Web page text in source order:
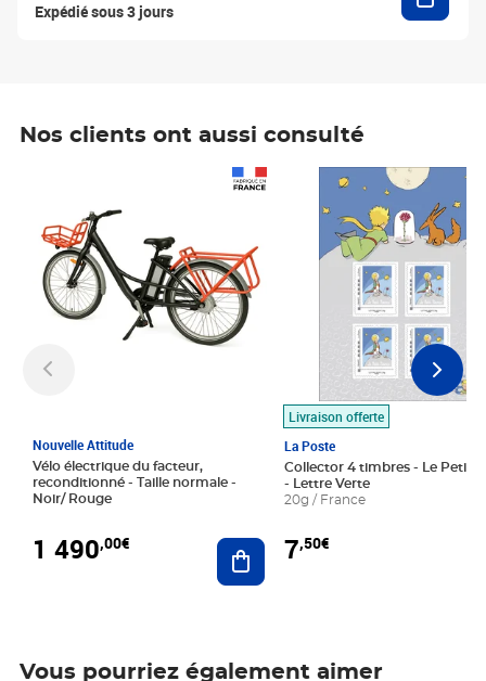
Expédié sous 3 jours
Nos clients ont aussi consulté
Nouvelle Attitude
Vélo électrique du facteur,
reconditionné - Taille normale -
Noir/ Rouge
1 490,00€ Ajouter au panier
Livraison offerte
La Poste
Collector 4 timbres - Le Petit
- Lettre Verte
20g / France
7,50€
Prix 7,50€
Vous pourriez également aimer